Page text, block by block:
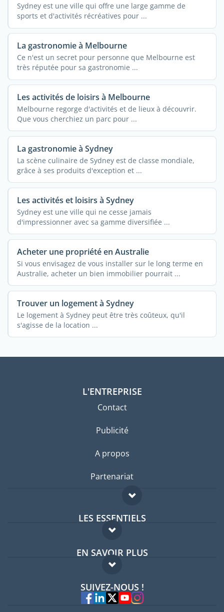
Sydney est une ville qui offre une large gamme de
sports et d'activités récréatives pour ...
La gastronomie à Melbourne
Ce n'est un secret pour personne que Melbourne est
très réputée pour sa gastronomie ...
Les activités de loisirs à Melbourne
Melbourne regorge d'activités et de lieux à découvrir.
Que vous cherchiez un parc pour ...
La gastronomie à Sydney
La scène culinaire de Sydney est de classe mondiale,
grâce à ses produits d'exception et ...
Les activités et loisirs à Sydney
Sydney est une ville qui ne cesse jamais
d'impressionner avec sa gamme diversifiée ...
Acheter une propriété en Australie
Si vous envisagez de vous installer sur le long terme en
Australie, acheter un bien immobilier pourrait ...
Trouver un logement à Sydney
Le logement à Sydney peut être très coûteux, qu'il
s'agisse de la location ...
L'ENTREPRISE
Contact
Publicité
A propos
Partenariat
LES ESSENTIELS
Forum expatriés
Guides pays
EN SAVOIR PLUS
FAQ
Experts
SUIVEZ-NOUS !